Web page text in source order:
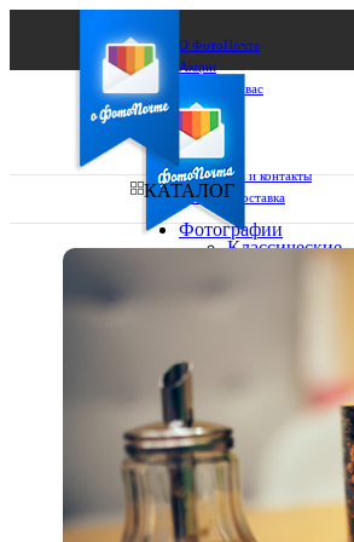
О ФотоПочте
Акции
Сделаем за вас
Бизнесу
FAQ
Франшиза
Поддержка и контакты
Оплата и доставка
Выберите из списка:
КАТАЛОГ
Фотографии
Классические
15х20
20х20
20х30
Фото
в